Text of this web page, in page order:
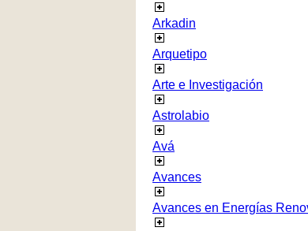
Arkadin
Arquetipo
Arte e Investigación
Astrolabio
Avá
Avances
Avances en Energías